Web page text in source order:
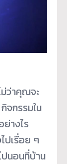
ว่าคุณจะ
จกรรมใน
างไร
ปเรื่อย ๆ
นอนที่บ้าน